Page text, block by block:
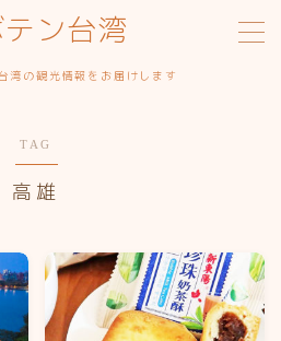
ン台湾
湾の観光情報をお届けします
に基づく表記
ジ
記
TAG
高雄